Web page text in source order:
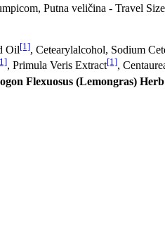
Putna veličina - Travel Size
Oil[1], Cetearylalcohol, Sodium
, Primula Veris Extract[1],
Flexuosus (Lemongras)